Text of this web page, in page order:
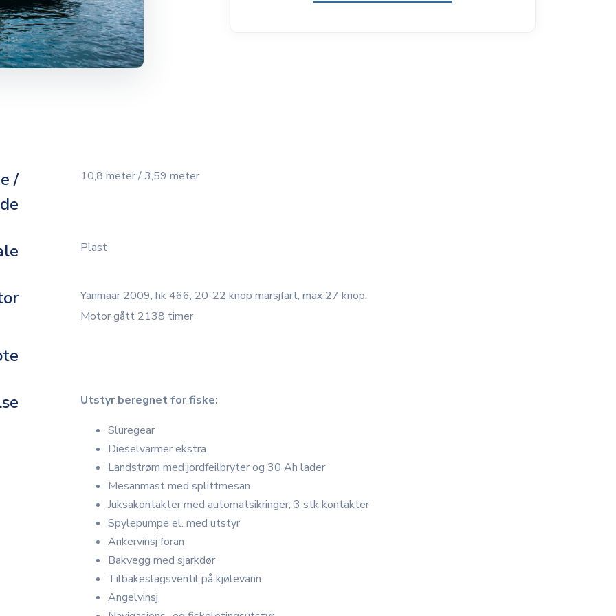
/
10,8 meter / 3,59 meter
Plast
Yanmaar 2009, hk 466, 20-22 knop marsjfart, max 27 knop.
Motor gått 2138 timer
Utstyr beregnet for fiske:
Sluregear
Dieselvarmer ekstra
Landstrøm med jordfeilbryter og 30 Ah lader
Mesanmast med splittmesan
Juksakontakter med automatsikringer, 3 stk kontakter
Spylepumpe el. med utstyr
Ankervinsj foran
Bakvegg med sjarkdør
Tilbakeslagsventil på kjølevann
Angelvinsj